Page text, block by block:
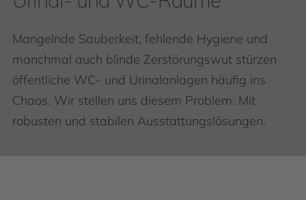
Mangelnde Sauberkeit, fehlende Hygiene und
manchmal auch blinde Zerstörungswut stürzen
öffentliche WC- und Urinalanlagen häufig ins
Chaos. Wir stellen uns diesem Problem. Mit
robusten und stabilen Ausstattungslösungen.